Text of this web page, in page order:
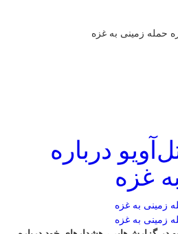
حمله زمینی به غزه
درباره
غزه